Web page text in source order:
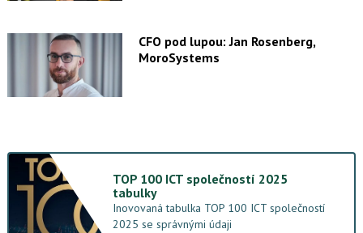
CFO pod lupou: Jan Rosenberg,
MoroSystems
TOP 100 ICT společností 2025
tabulky
Inovovaná tabulka TOP 100 ICT společností
2025 se správnými údaji